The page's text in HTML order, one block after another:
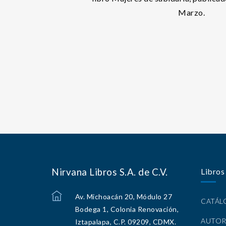
Marzo.
Nirvana Libros S.A. de C.V.
Av. Michoacán 20, Módulo 27
Bodega 1, Colonia Renovación,
Iztapalapa, C.P. 09209, CDMX.
Libros